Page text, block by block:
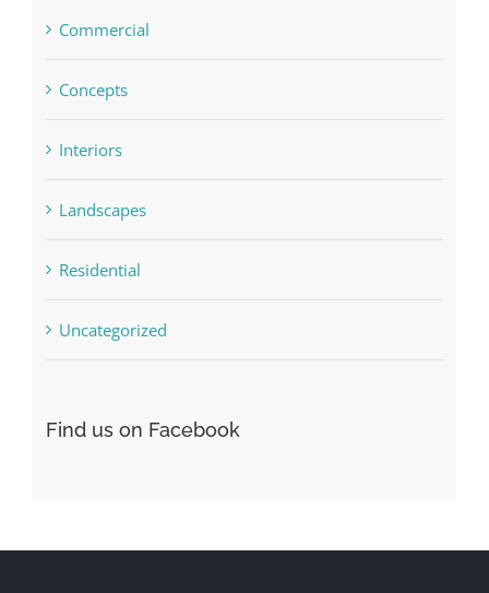
Commercial
Concepts
Interiors
Landscapes
Residential
Uncategorized
Find us on Facebook